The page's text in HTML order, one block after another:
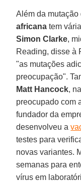
Além da
africana tem
Simon Clarke,
Reading, disse à
"as mutações
preocupação".
Matt Hancock,
preocupado com
fundador da
desenvolveu a
testes para
novas variantes.
semanas para
vírus em